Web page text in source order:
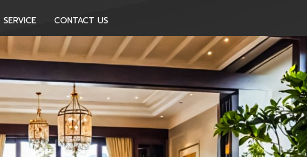
SERVICE CONTACT US